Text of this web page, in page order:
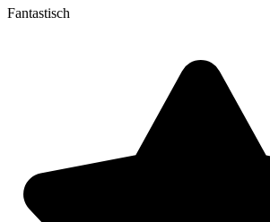
Fantastisch